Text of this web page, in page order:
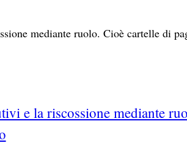
mediante ruolo. Cioè cartelle di
e la riscossione mediante